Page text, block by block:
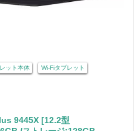
ット本体 Wi-Fiタブレット
9445X [12.2型